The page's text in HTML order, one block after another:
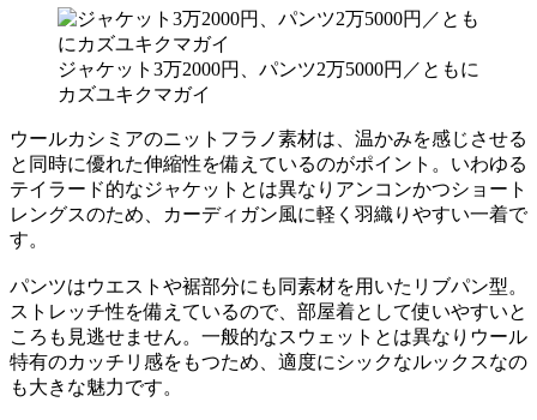
ジャケット3万2000円、パンツ2万5000円／ともに
カズユキクマガイ
ウールカシミアのニットフラノ素材は、温かみを感じさせる
と同時に優れた伸縮性を備えているのがポイント。いわゆる
テイラード的なジャケットとは異なりアンコンかつショート
レングスのため、カーディガン風に軽く羽織りやすい一着で
す。
パンツはウエストや裾部分にも同素材を用いたリブパン型。
ストレッチ性を備えているので、部屋着として使いやすいと
ころも見逃せません。一般的なスウェットとは異なりウール
特有のカッチリ感をもつため、適度にシックなルックスなの
も大きな魅力です。